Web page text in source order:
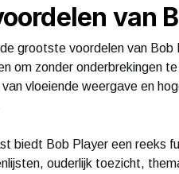
van
de grootste voordelen van
om zonder onderbrekingen
vloeiende weergave en
biedt Bob Player een reeks
ouderlijk toezicht,